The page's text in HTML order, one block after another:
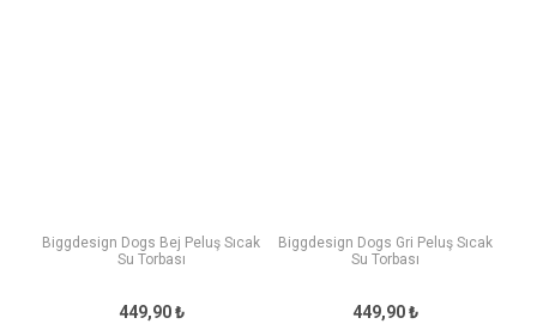
Biggdesign Dogs Bej Peluş Sıcak
Su Torbası
449,90 ₺
Biggdesign Dogs Gri Peluş Sıcak
Su Torbası
449,90 ₺